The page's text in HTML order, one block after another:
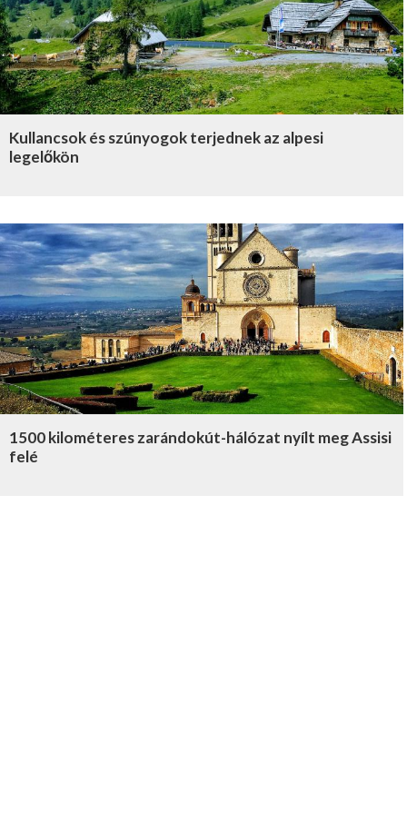
Kullancsok és szúnyogok terjednek az alpesi
legelőkön
1500 kilométeres zarándokút-hálózat nyílt meg Assisi
felé